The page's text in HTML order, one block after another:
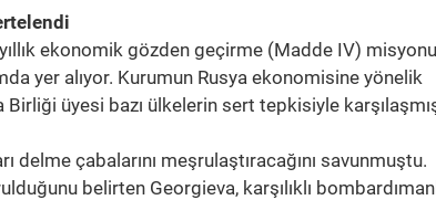
ekonomik gözden geçirme (Madde IV) misyonu
yer alıyor. Kurumun Rusya ekonomisine yönelik
üyesi bazı ülkelerin sert tepkisiyle
delme çabalarını meşrulaştıracağını savunmuştu.
belirten Georgieva, karşılıklı